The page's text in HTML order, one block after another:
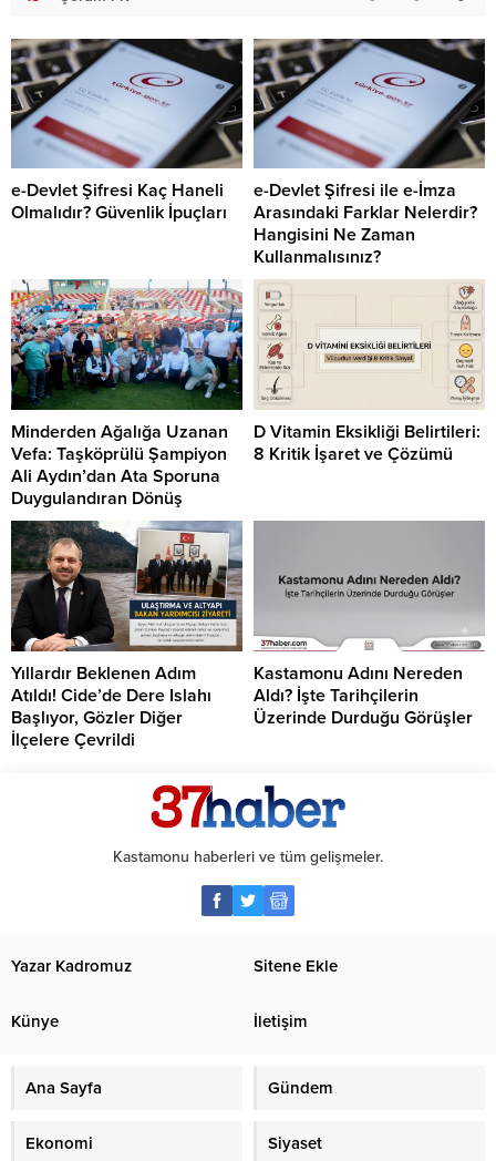
e-Devlet Şifresi Kaç Haneli
Olmalıdır? Güvenlik İpuçları
e-Devlet Şifresi ile e-İmza
Arasındaki Farklar Nelerdir?
Hangisini Ne Zaman
Kullanmalısınız?
Minderden Ağalığa Uzanan
Vefa: Taşköprülü Şampiyon
Ali Aydın’dan Ata Sporuna
Duygulandıran Dönüş
D Vitamin Eksikliği Belirtileri:
8 Kritik İşaret ve Çözümü
Yıllardır Beklenen Adım
Atıldı! Cide’de Dere Islahı
Başlıyor, Gözler Diğer
İlçelere Çevrildi
Kastamonu Adını Nereden
Aldı? İşte Tarihçilerin
Üzerinde Durduğu Görüşler
Kastamonu haberleri ve tüm gelişmeler.
Yazar Kadromuz Sitene Ekle
Künye İletişim
Ana Sayfa Gündem
Ekonomi Siyaset